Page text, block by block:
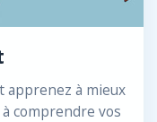
apprenez à mieux
comprendre vos